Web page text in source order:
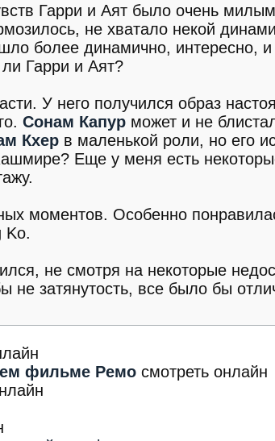
Гарри и Аят было очень
не хватало некой
более динамично, интересно, и
Гарри и Аят?
У него получился образ
Сонам Капурможет и не
Кхер в маленькой роли, но его
Еще у меня есть
моментов. Особенно
Ko.
не смотря на некоторые
не затянутость, все было бы
фильме Ремо смотреть онлайн